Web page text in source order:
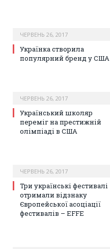
ЧЕРВЕНЬ 26, 2017
Українка створила
популярний бренд у США
ЧЕРВЕНЬ 26, 2017
Український школяр
переміг на престижній
олімпіаді в США
ЧЕРВЕНЬ 26, 2017
Три українські фестивалі
отримали відзнаку
Європейської асоціації
фестивалів – EFFE